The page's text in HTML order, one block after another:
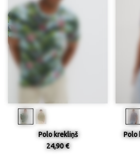
Polo krekliņš
24,90 €
Polo